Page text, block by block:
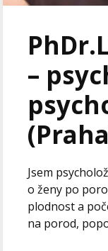
–
Jsem
o ženy po
plodnost a
na porod,